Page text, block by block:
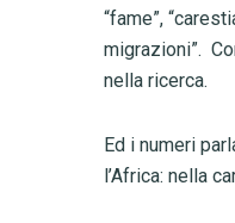
“fame”,
migrazioni”.
nella ricerca.
Ed i numeri
l’Africa: nella